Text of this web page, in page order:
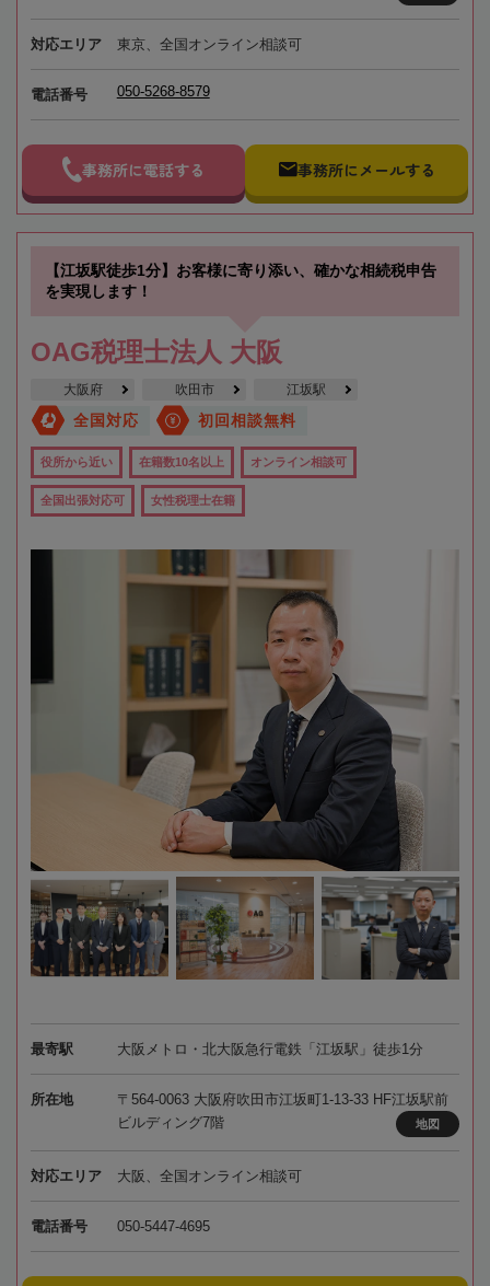
対応エリア 東京、全国オンライン相談可
電話番号 050-5268-8579
事務所に電話する 事務所にメールする
【江坂駅徒歩1分】お客様に寄り添い、確かな相続税申告
を実現します！
OAG税理士法人 大阪
大阪府 吹田市 江坂駅
全国対応 初回相談無料
役所から近い 在籍数10名以上 オンライン相談可
全国出張対応可 女性税理士在籍
最寄駅 大阪メトロ・北大阪急行電鉄「江坂駅」徒歩1分
所在地
〒564-0063 大阪府吹田市江坂町1-13-33 HF江坂駅前
ビルディング7階
地図
対応エリア 大阪、全国オンライン相談可
電話番号 050-5447-4695